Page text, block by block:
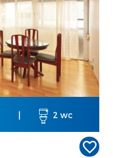
2 wc